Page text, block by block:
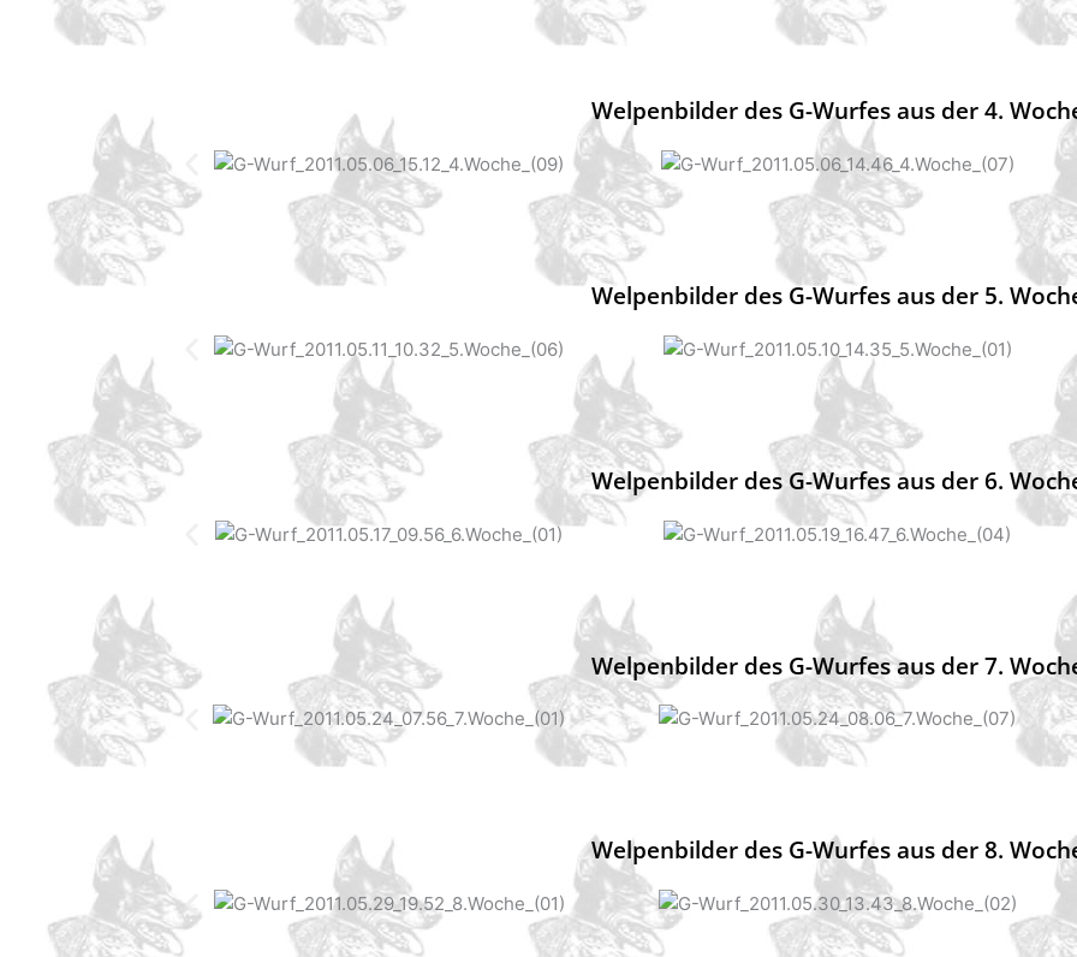
Welpenbilder des G-Wurfes aus der 4.
Welpenbilder des G-Wurfes aus der 5.
Welpenbilder des G-Wurfes aus der 6.
Welpenbilder des G-Wurfes aus der 7.
Welpenbilder des G-Wurfes aus der 8.